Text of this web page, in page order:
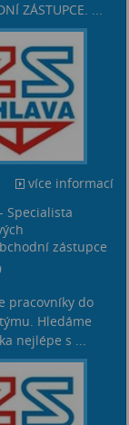
ZÁSTUPCE. ...
více informací
Specialista
zástupce
pracovníky do
Hledáme
nejlépe s ...